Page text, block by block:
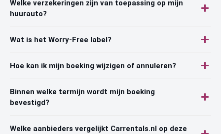
Welke verzekeringen zijn van toepassing op mijn
huurauto?
Wat is het Worry-Free label?
Hoe kan ik mijn boeking wijzigen of annuleren?
Binnen welke termijn wordt mijn boeking
bevestigd?
Welke aanbieders vergelijkt Carrentals.nl op deze